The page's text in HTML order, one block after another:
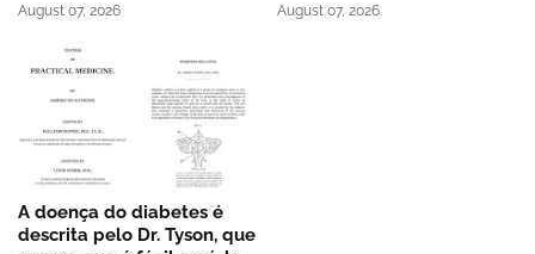
August 07, 2026 August 07, 2026
A doença do diabetes é
descrita pelo Dr. Tyson, que